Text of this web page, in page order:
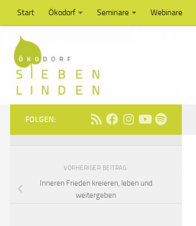
Unter dem Inhalt
Start Ökodorf Seminare Webinare
FOLGEN:
VORHERIGER BEITRAG
Inneren Frieden kreieren, leben und
weitergeben